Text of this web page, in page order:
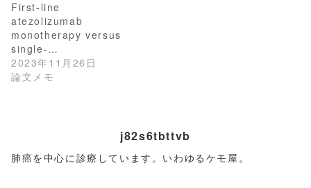
開
き
ま
す
)
新
い
ウ
ィ
ド
ウ
First-line
atezolizumab
monotherapy versus
single-…
2023年11月26日
論文メモ
j82s6tbttvb
肺癌を中心に診療しています。いわゆるケモ屋。